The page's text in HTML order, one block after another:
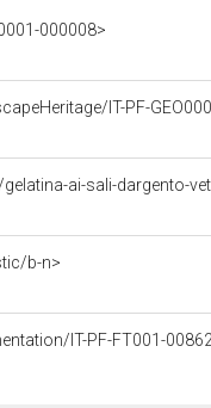
000008>
IT-PF-
ai-sali-dargento-
b-n>
IT-PF-FT001-